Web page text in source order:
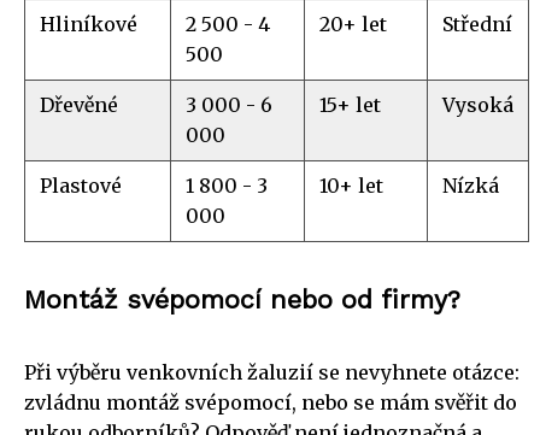
Hliníkové
2 500 - 4
500
20+ let Střední
Dřevěné
3 000 - 6
000
15+ let Vysoká
Plastové
1 800 - 3
000
10+ let Nízká
Montáž svépomocí nebo od firmy?
Při výběru venkovních žaluzií se nevyhnete otázce:
zvládnu montáž svépomocí, nebo se mám svěřit do